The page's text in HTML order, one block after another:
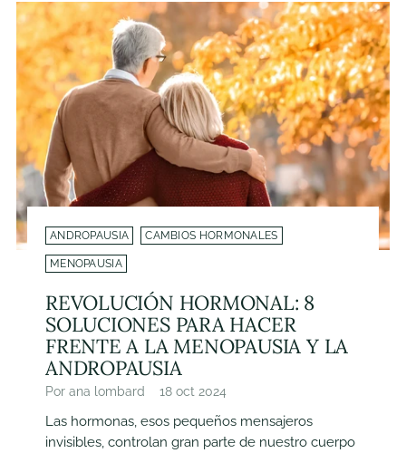
ANDROPAUSIA CAMBIOS HORMONALES
MENOPAUSIA
REVOLUCIÓN HORMONAL: 8
SOLUCIONES PARA HACER
FRENTE A LA MENOPAUSIA Y LA
ANDROPAUSIA
Por ana lombard 18 oct 2024
Las hormonas, esos pequeños mensajeros
invisibles, controlan gran parte de nuestro cuerpo